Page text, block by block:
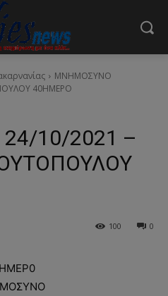
ΜΝΗΜΟΣΥΝΟ
40ΗΜΕΡΟ
10/2021 –
0
100